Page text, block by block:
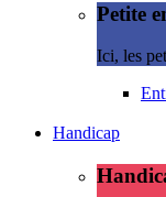
Petite
Ici, les
Handicap